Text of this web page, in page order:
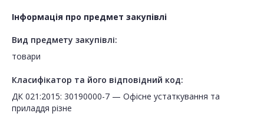
Інформація про предмет закупівлі
Вид предмету закупівлі:
товари
Класифікатор та його відповідний код:
ДК 021:2015: 30190000-7 — Офісне устаткування та
приладдя різне